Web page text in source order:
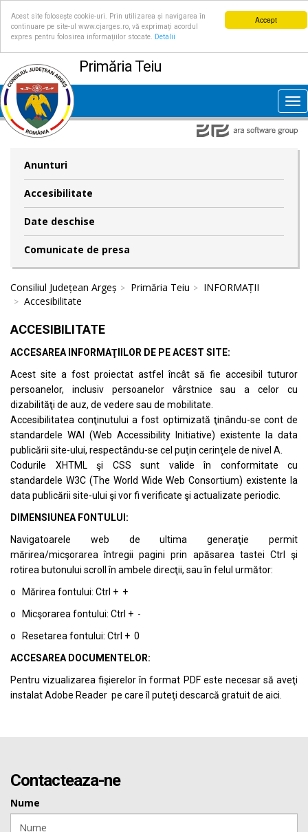
Accept
Acest site folosește cookie-uri. Prin utilizarea și navigarea în
continuare pe site-ul www.cjarges.ro, vă exprimați acordul
expres pentru folosirea informațiilor stocate.
Detalii
Primăria Teiu
Anunturi
Accesibilitate
Date deschise
Comunicate de presa
Consiliul Județean Argeș Primăria Teiu
INFORMAȚII
Accesibilitate
ACCESIBILITATE
ACCESAREA INFORMAŢIILOR DE PE ACEST SITE:
Acest site a fost proiectat astfel încât să fie accesibil tuturor
persoanelor, inclusiv persoanelor vârstnice sau a celor cu
dizabilităţi de auz, de vedere sau de mobilitate.
Accesibilitatea conţinutului a fost optimizată ţinându-se cont de
standardele WAI (Web Accessibility Initiative) existente la data
publicării site-ului, respectându-se cel puţin cerinţele de nivel A.
Codurile XHTML şi CSS sunt valide în conformitate cu
standardele W3C (The World Wide Web Consortium) existente la
data publicării site-ului şi vor fi verificate şi actualizate periodic.
DIMENSIUNEA FONTULUI:
Navigatoarele web de ultima generaţie permit
mărirea/micşorarea întregii pagini prin apăsarea tastei Ctrl şi
rotirea butonului scroll în ambele direcţii, sau în felul următor:
o Mărirea fontului: Ctrl + +
o Micşorarea fontului: Ctrl + -
o Resetarea fontului: Ctrl + 0
ACCESAREA DOCUMENTELOR:
Pentru vizualizarea fişierelor în format PDF este necesar să aveţi
instalat Adobe Reader pe care îl puteţi descarcă gratuit de aici.
Contacteaza-ne
Nume